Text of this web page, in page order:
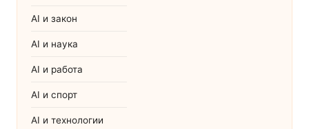
AI и закон
AI и наука
AI и работа
AI и спорт
AI и технологии